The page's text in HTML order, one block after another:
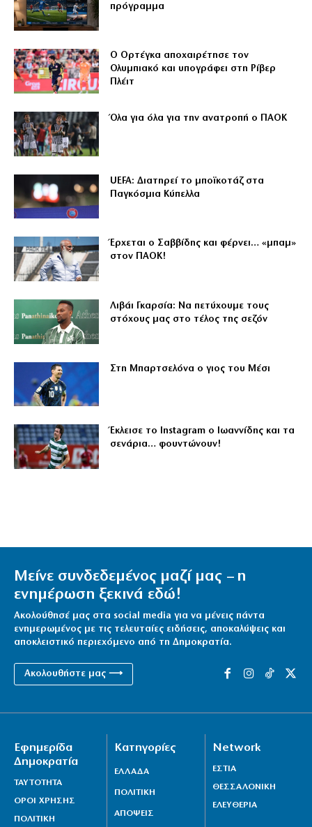
πρόγραμμα
Ο Ορτέγκα αποχαιρέτησε τον
Ολυμπιακό και υπογράφει στη Ρίβερ
Πλέιτ
Όλα για όλα για την ανατροπή ο ΠΑΟΚ
UEFA: Διατηρεί το μποϊκοτάζ στα
Παγκόσμια Κύπελλα
Έρχεται ο Σαββίδης και φέρνει… «μπαμ»
στον ΠΑΟΚ!
Λιβάι Γκαρσία: Να πετύχουμε τους
στόχους μας στο τέλος της σεζόν
Στη Μπαρτσελόνα ο γιος του Μέσι
Έκλεισε το Instagram ο Ιωαννίδης και τα
σενάρια… φουντώνουν!
Μείνε συνδεδεμένος μαζί μας – η
ενημέρωση ξεκινά εδώ!
Ακολούθησέ μας στα social media για να μένεις πάντα
ενημερωμένος με τις τελευταίες ειδήσεις, αποκαλύψεις και
αποκλειστικό περιεχόμενο από τη Δημοκρατία.
Ακολουθήστε μας ⟶
Εφημερίδα
Δημοκρατία
ΤΑΥΤΟΤΗΤΑ
ΟΡΟΙ ΧΡΗΣΗΣ
ΠΟΛΙΤΙΚΗ
Κατηγορίες
ΕΛΛΑΔΑ
ΠΟΛΙΤΙΚΗ
ΑΠΟΨΕΙΣ
Network
ΕΣΤΙΑ
ΘΕΣΣΑΛΟΝΙΚΗ
ΕΛΕΥΘΕΡΙΑ